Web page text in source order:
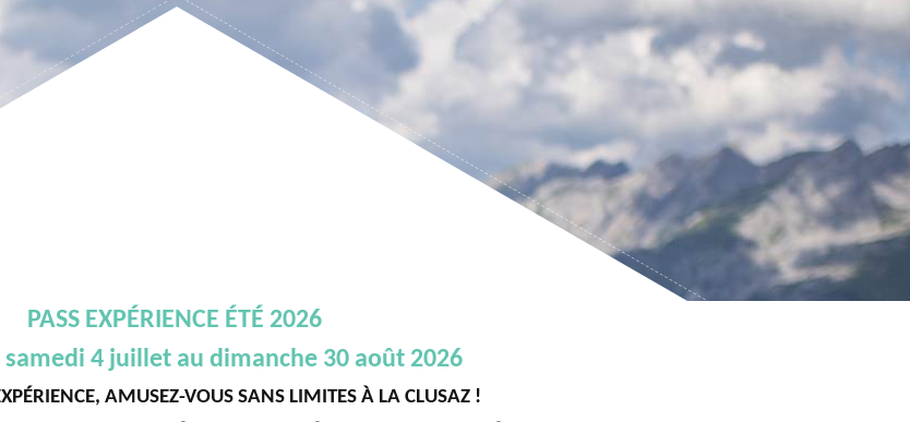
PASS EXPÉRIENCE ÉTÉ 2026
4 juillet au dimanche 30 août 2026
AMUSEZ-VOUS SANS LIMITES À LA CLUSAZ !